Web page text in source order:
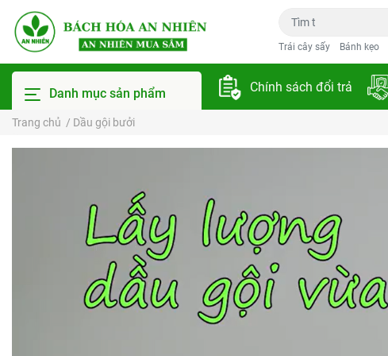
Trái cây sấy Bánh kẹo
Danh mục sản phẩm Chính sách đổi trả
Trang chủ / Dầu gội bưởi